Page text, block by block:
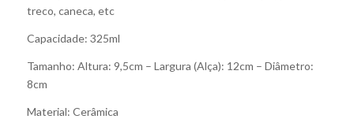
treco, caneca, etc
Capacidade: 325ml
Tamanho: Altura: 9,5cm – Largura (Alça): 12cm – Diâmetro:
8cm
Material: Cerâmica